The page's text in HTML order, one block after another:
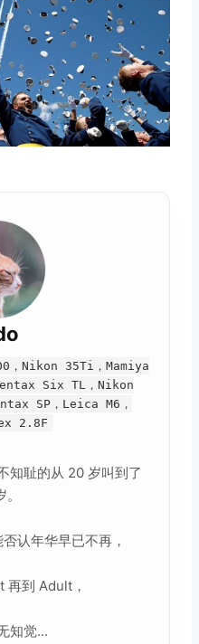
，Nikon 35Ti，Mamiya
Six TL，Nikon
SP，Leica M6，
2.8F
知耻的从 20 岁叫到了
认年华早已不再，
再到 Adult，
知觉...